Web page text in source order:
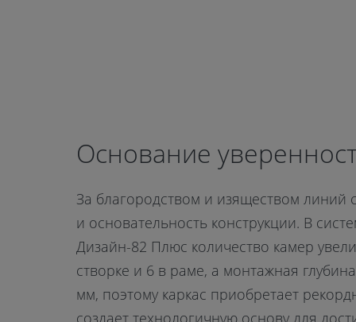
Основание
За благородством и изяществом линий
и основательность конструкции. В
Дизайн-82 Плюс количество камер
створке и 6 в раме, а монтажная
мм, поэтому каркас приобретает
создает технологичную основу для